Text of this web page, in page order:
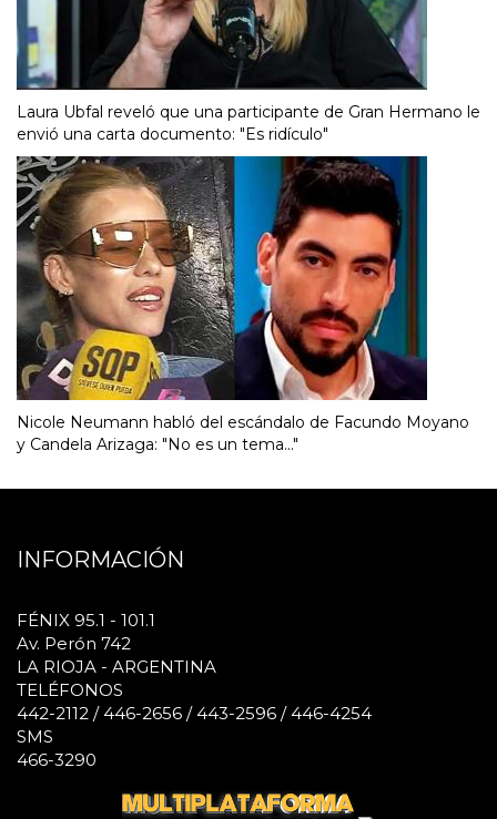
Laura Ubfal reveló que una participante de Gran Hermano le
envió una carta documento: "Es ridículo"
Nicole Neumann habló del escándalo de Facundo Moyano
y Candela Arizaga: "No es un tema..."
INFORMACIÓN
FÉNIX 95.1 - 101.1
Av. Perón 742
LA RIOJA - ARGENTINA
TELÉFONOS
442-2112 / 446-2656 / 443-2596 / 446-4254
SMS
466-3290